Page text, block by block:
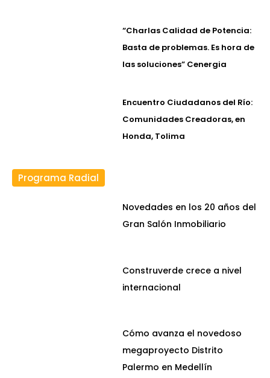
“Charlas Calidad de Potencia:
Basta de problemas. Es hora de
las soluciones” Cenergia
Encuentro Ciudadanos del Río:
Comunidades Creadoras, en
Honda, Tolima
Programa Radial
Novedades en los 20 años del
Gran Salón Inmobiliario
Construverde crece a nivel
internacional
Cómo avanza el novedoso
megaproyecto Distrito
Palermo en Medellín